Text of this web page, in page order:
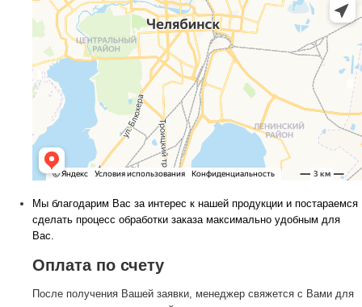
Мы благодарим Вас за интерес к нашей продукции и постараемся
сделать процесс обработки заказа максимально удобным для
Вас.
Оплата по счету
После получения Вашей заявки, менеджер свяжется с Вами для